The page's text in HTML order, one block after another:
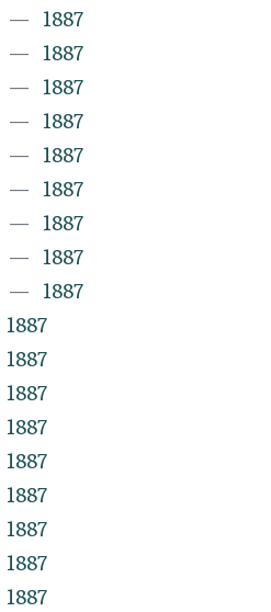
1887
1887
1887
1887
1887
1887
1887
1887
1887
1887
1887
1887
1887
1887
1887
1887
1887
1887